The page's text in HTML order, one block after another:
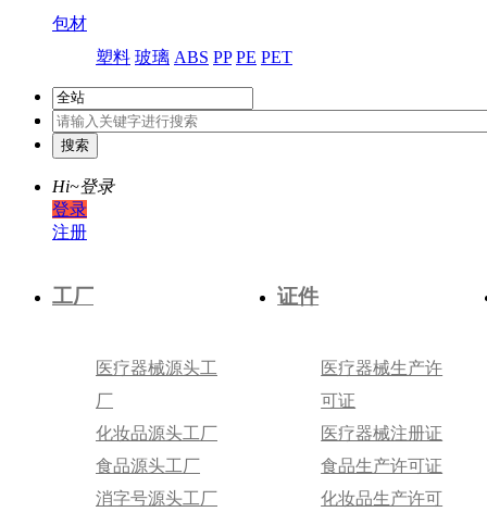
包材
塑料 玻璃 ABS PP PE PET
Hi~登录
登录
注册
工厂
医疗器械源头工
厂
化妆品源头工厂
食品源头工厂
消字号源头工厂
证件
医疗器械生产许
可证
医疗器械注册证
食品生产许可证
化妆品生产许可